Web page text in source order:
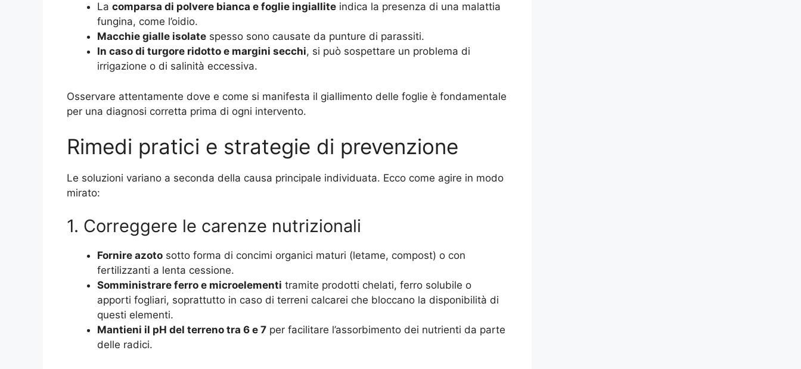
La comparsa di polvere bianca e foglie ingiallite indica la presenza di una malattia
fungina, come l’oidio.
Macchie gialle isolate spesso sono causate da punture di parassiti.
In caso di turgore ridotto e margini secchi, si può sospettare un problema di
irrigazione o di salinità eccessiva.
Osservare attentamente dove e come si manifesta il giallimento delle foglie è fondamentale
per una diagnosi corretta prima di ogni intervento.
Rimedi pratici e strategie di prevenzione
Le soluzioni variano a seconda della causa principale individuata. Ecco come agire in modo
mirato:
1. Correggere le carenze nutrizionali
Fornire azoto sotto forma di concimi organici maturi (letame, compost) o con
fertilizzanti a lenta cessione.
Somministrare ferro e microelementi tramite prodotti chelati, ferro solubile o
apporti fogliari, soprattutto in caso di terreni calcarei che bloccano la disponibilità di
questi elementi.
Mantieni il pH del terreno tra 6 e 7 per facilitare l’assorbimento dei nutrienti da parte
delle radici.